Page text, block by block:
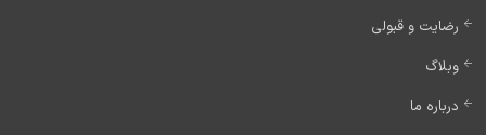
رضایت و قبولی
وبلاگ
درباره ما